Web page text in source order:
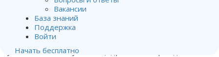
Вакансии
База знаний
Поддержка
Войти
Начать бесплатно
всем корпоративном мире. Они очень
востребованы, к ним всегда повышенное
внимание, для них предоставляются лучшие
условия, они получают щедрое вознаграждение, а в